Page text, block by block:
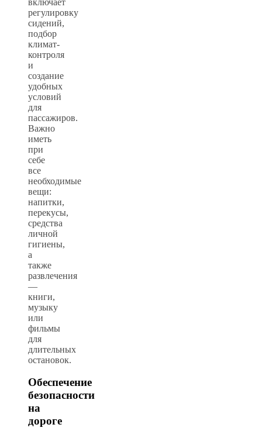
регулировку
сидений,
подбор
климат-
контроля
и
создание
удобных
условий
для
пассажиров.
Важно
иметь
при
себе
все
необходимые
вещи:
напитки,
перекусы,
средства
личной
гигиены,
а
также
развлечения
—
книги,
музыку
или
фильмы
для
длительных
остановок.
Обеспечение
безопасности
на
дороге